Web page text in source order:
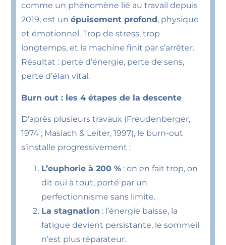
comme un phénomène lié au travail depuis
2019, est unépuisement profond , physique
et émotionnel. Trop de stress, trop
longtemps, et la machine finit par s’arrêter.
Résultat : perte d’énergie, perte de sens,
perte d’élan vital.
Burn out : les 4 étapes de la descente
D’après plusieurs travaux (Freudenberger,
1974 ; Maslach & Leiter, 1997), le burn-out
s’installe progressivement :
L’euphorie à 200 % : on en fait trop, on
dit oui à tout, porté par un
perfectionnisme sans limite.
La stagnation : l’énergie baisse, la
fatigue devient persistante, le sommeil
n’est plus réparateur.